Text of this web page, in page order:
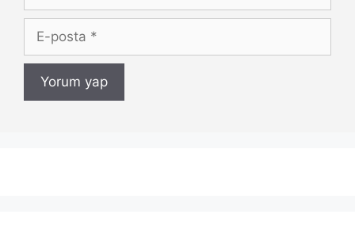
posta